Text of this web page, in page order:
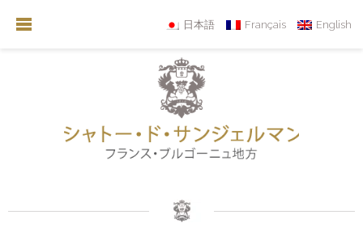
日本語 Français English